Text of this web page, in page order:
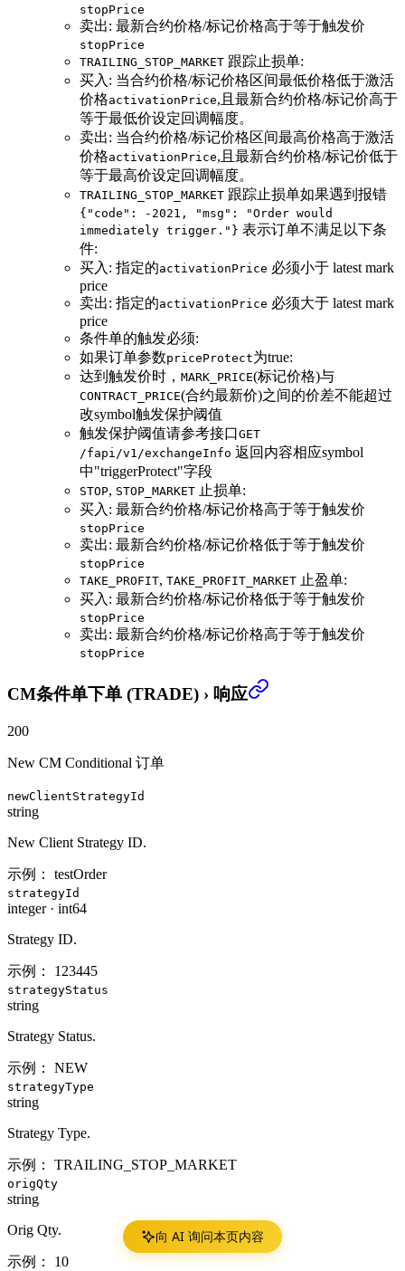
向 AI 询问本页内容
stopPrice
卖出: 最新合约价格/标记价格高于等于触发价
stopPrice
TRAILING_STOP_MARKET 跟踪止损单:
买入: 当合约价格/标记价格区间最低价格低于激活
价格activationPrice,且最新合约价格/标记价高于
等于最低价设定回调幅度。
卖出: 当合约价格/标记价格区间最高价格高于激活
价格activationPrice,且最新合约价格/标记价低于
等于最高价设定回调幅度。
TRAILING_STOP_MARKET 跟踪止损单如果遇到报错
{"code": -2021, "msg": "Order would
immediately trigger."} 表示订单不满足以下条
件:
买入: 指定的activationPrice 必须小于 latest mark
price
卖出: 指定的activationPrice 必须大于 latest mark
price
条件单的触发必须:
如果订单参数priceProtect为true:
达到触发价时， MARK_PRICE(标记价格)与
CONTRACT_PRICE(合约最新价)之间的价差不能超过
改symbol触发保护阈值
触发保护阈值请参考接口 GET
/fapi/v1/exchangeInfo 返回内容相应symbol
中"triggerProtect"字段
STOP, STOP_MARKET 止损单:
买入: 最新合约价格/标记价格高于等于触发价
stopPrice
卖出: 最新合约价格/标记价格低于等于触发价
stopPrice
TAKE_PROFIT, TAKE_PROFIT_MARKET 止盈单:
买入: 最新合约价格/标记价格低于等于触发价
stopPrice
卖出: 最新合约价格/标记价格高于等于触发价
stopPrice
CM条件单下单 (TRADE) › 响应
200
New CM Conditional 订单
newClientStrategyId
string
New Client Strategy ID.
示例： testOrder
strategyId
integer· int64
Strategy ID.
示例： 123445
strategyStatus
string
Strategy Status.
示例： NEW
strategyType
string
Strategy Type.
示例： TRAILING_STOP_MARKET
origQty
string
Orig Qty.
示例： 10